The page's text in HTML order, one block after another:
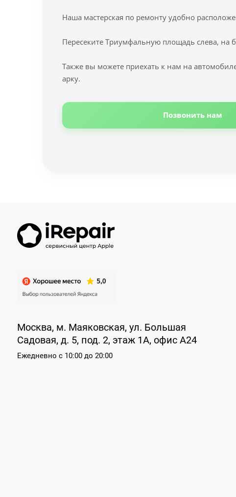
Наша мастерская по ремонту удобно
Пересеките Триумфальную площадь слева, на
Также вы можете приехать к нам на
арку.
Позвонить нам
Москва, м. Маяковская, ул. Большая
Садовая, д. 5, под. 2, этаж 1А, офис А24
Ежедневно с 10:00 до 20:00